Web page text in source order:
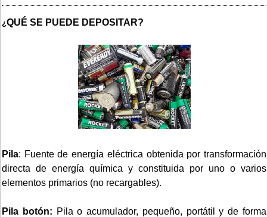
¿QUÉ SE PUEDE DEPOSITAR?
Pila: Fuente de energía eléctrica obtenida por transformación
directa de energía química y constituida por uno o varios
elementos primarios (no recargables).
Pila botón: Pila o acumulador, pequeño, portátil y de forma